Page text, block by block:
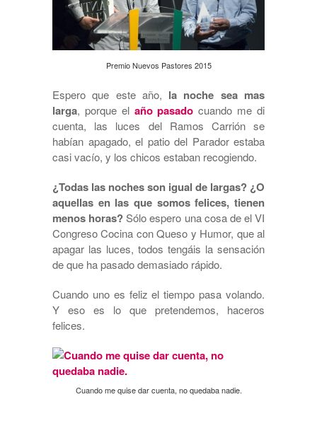
Premio Nuevos Pastores 2015
Espero que este año, la noche sea mas
larga, porque el año pasado cuando me di
cuenta, las luces del Ramos Carrión se
habían apagado, el patio del Parador estaba
casi vacío, y los chicos estaban recogiendo.
¿Todas las noches son igual de largas? ¿O
aquellas en las que somos felices, tienen
menos horas?Sólo espero una cosa de el VI
Congreso Cocina con Queso y Humor, que al
apagar las luces, todos tengáis la sensación
de que ha pasado demasiado rápido.
Cuando uno es feliz el tiempo pasa volando.
Y eso es lo que pretendemos, haceros
felices.
Cuando me quise dar cuenta, no quedaba nadie.